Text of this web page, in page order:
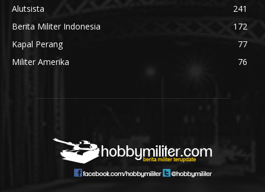
Alutsista
241
Berita Militer Indonesia
172
Kapal Perang
77
Militer Amerika
76